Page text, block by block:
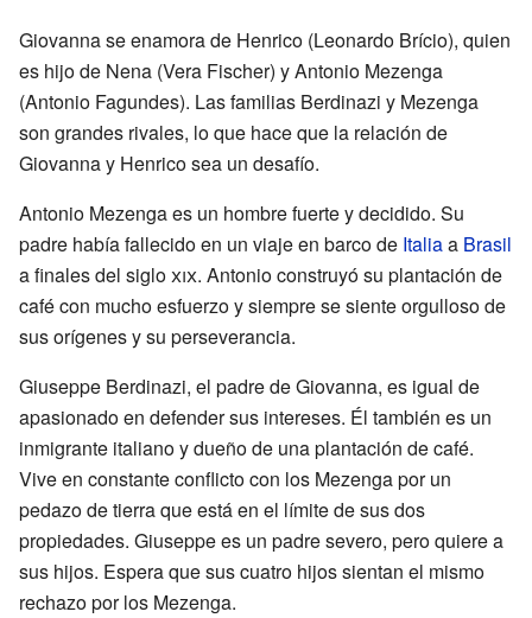
Giovanna se enamora de Henrico (Leonardo Brício), quien
es hijo de Nena (Vera Fischer) y Antonio Mezenga
(Antonio Fagundes). Las familias Berdinazi y Mezenga
son grandes rivales, lo que hace que la relación de
Giovanna y Henrico sea un desafío.
Antonio Mezenga es un hombre fuerte y decidido. Su
padre había fallecido en un viaje en barco de Italiaa Brasil
a finales del sigloxix. Antonio construyó su plantación de
café con mucho esfuerzo y siempre se siente orgulloso de
sus orígenes y su perseverancia.
Giuseppe Berdinazi, el padre de Giovanna, es igual de
apasionado en defender sus intereses. Él también es un
inmigrante italiano y dueño de una plantación de café.
Vive en constante conflicto con los Mezenga por un
pedazo de tierra que está en el límite de sus dos
propiedades. Giuseppe es un padre severo, pero quiere a
sus hijos. Espera que sus cuatro hijos sientan el mismo
rechazo por los Mezenga.